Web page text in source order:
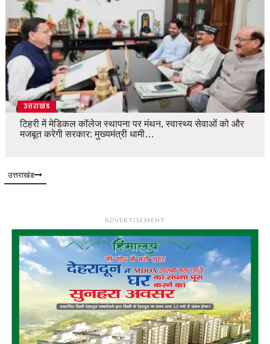
उत्तराखंड
टिहरी में मेडिकल कॉलेज स्थापना पर मंथन, स्वास्थ्य सेवाओं को और
मजबूत करेगी सरकार: मुख्यमंत्री धामी…
उत्तराखंड
ADVERTISEMENT